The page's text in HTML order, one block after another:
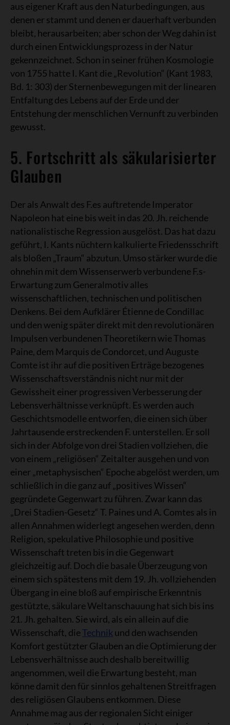
aus eigener Kraft aus den Naturbedingungen, aus
denen er stammt und denen er dauerhaft verbunden
bleibt, herausarbeiten; aber schon der Weg dahin ist
durch einen Entwicklungsprozess in der Natur
gekennzeichnet. Schon in seiner frühen Kosmologie
von 1755 hatte I. Kant die „Revolution“ (Kant 1983,
Bd. 1: 303) der Sternenbewegungen mit der linearen
Entfaltung des Lebens auf der Erde und der
Entstehung der menschlichen Vernunft zu verbinden
gewusst.
5. Fortschritt als säkularisierter
Glauben
Der als Anwalt des F.es auftretende Imperator
Napoleon hat eine bis weit in das 20. Jh. reichende
nationalistische Regression ausgelöst. Das hat dazu
geführt, I. Kants nüchtern kalkulierte Friedensschrift
als bloßen „Traum“ abzutun. Umso stärker wurde die
ohnehin mit dem Wissenserwerb verbundene F.s-
Erwartung zum Generalmotiv alles
wissenschaftlichen, technischen und politischen
Denkens. Bei dem Aufklärer Étienne de Condillac
und den wenig später direkt mit den revolutionären
Impulsen verbundenen Theoretikern wie Thomas
Paine, dem Marquis de Condorcet, und Auguste
Comte ist ihr auf die positiven Erträge bezogenes
Wissenschaftsverständnis nicht nur mit der
Gewissheit einer progressiven Verbesserung der
Lebensverhältnisse verknüpft. Es werden auch
Geschichtsmodelle entworfen, die einen sich über
Jahrtausende erstreckenden F. unterstellen. Er soll
sich in der Abfolge von drei Stadien vollziehen, die
von einem „religiösen“ Zeitalter ausgehen und von
einer „metaphysischen“ Epoche abgelöst werden, um
schließlich in die ganz auf „positives Wissen“
gegründete Gegenwart zu führen. Zwar kann das
„Drei Stadien-Gesetz“ T. Paines und A. Comtes als in
allen Annahmen widerlegt angesehen werden, denn
Religion, spekulative Philosophie und positive
Wissenschaft treten bis in die Gegenwart
gleichzeitig auf. Doch die basale Überzeugung von
einem sich spätestens mit dem 19. Jh. vollziehenden
Übergang in eine bloß auf empirische Erkenntnis
gestützte, säkulare Weltanschauung hat sich bis ins
21. Jh. gehalten. Sie wird, als ein allein auf die
Wissenschaft, dieTechnik und den wachsenden
Komfort gestützter Glauben an die Optimierung der
Lebensverhältnisse auch deshalb bereitwillig
angenommen, weil die Erwartung besteht, man
könne damit den für sinnlos gehaltenen Streitfragen
des religiösen Glaubens entkommen. Diese
Annahme mag aus der regionalen Sicht einiger